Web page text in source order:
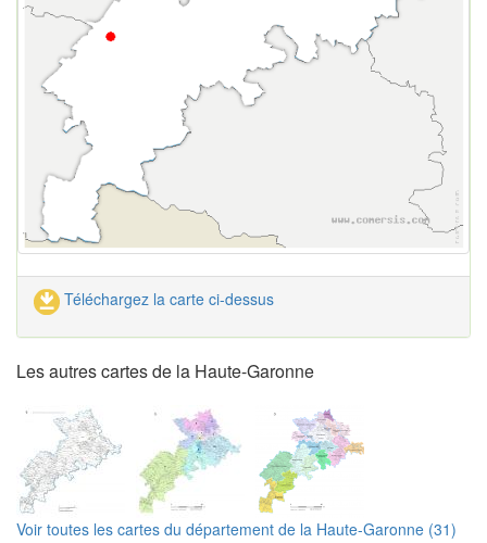
Téléchargez la carte ci-dessus
Les autres cartes de la Haute-Garonne
Voir toutes les cartes du département de la Haute-Garonne (31)